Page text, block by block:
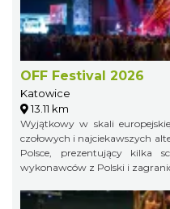
OFF Festival 2026
Katowice
13.11 km
Wyjątkowy w skali
czołowych i najciekawszych
Polsce, prezentujący kilka
wykonawców z Polski i